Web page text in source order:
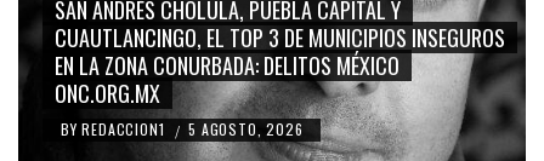
PUEBLA CAPITAL Y
EL TOP 3 DE MUNICIPIOS INSEGUROS
DELITOS MÉXICO
5 AGOSTO, 2026
GRACE
CARMEN SALINAS
BLANCO, SILVIA
RIDICULIZACIÓN DE
BY REDACCION1 / 4